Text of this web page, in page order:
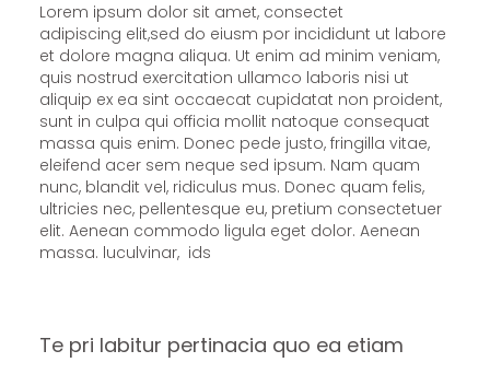
Lorem ipsum dolor sit amet, consectet
adipiscing elit,sed do eiusm por incididunt ut labore
et dolore magna aliqua. Ut enim ad minim veniam,
quis nostrud exercitation ullamco laboris nisi ut
aliquip ex ea sint occaecat cupidatat non proident,
sunt in culpa qui officia mollit natoque consequat
massa quis enim. Donec pede justo, fringilla vitae,
eleifend acer sem neque sed ipsum. Nam quam
nunc, blandit vel, ridiculus mus. Donec quam felis,
ultricies nec, pellentesque eu, pretium consectetuer
elit. Aenean commodo ligula eget dolor. Aenean
massa. luculvinar, ids
Te pri labitur pertinacia quo ea etiam